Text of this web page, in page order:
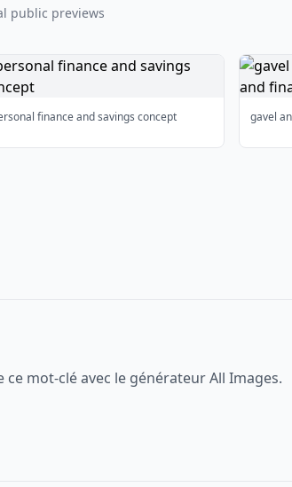
public previews
finance and savings concept gavel
mot-clé avec le générateur All Images.